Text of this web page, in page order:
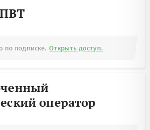
по подписке. Открыть доступ.
оператор